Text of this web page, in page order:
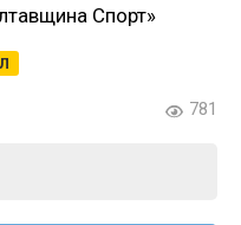
Спорт»
781